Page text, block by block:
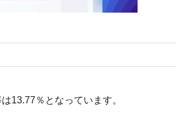
13.77％となっています。